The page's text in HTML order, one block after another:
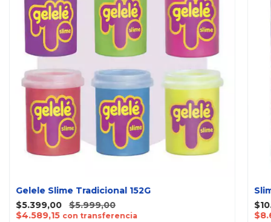
Gelele Slime Tradicional 152G
$5.399,00
$5.999,00
$4.589,15 con transferencia